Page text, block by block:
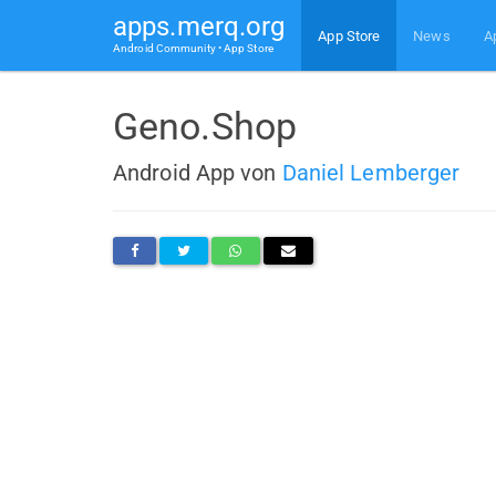
apps.merq.org
Android Community • App Store
App Store News
Geno.Shop
Android App von Daniel Lemberger